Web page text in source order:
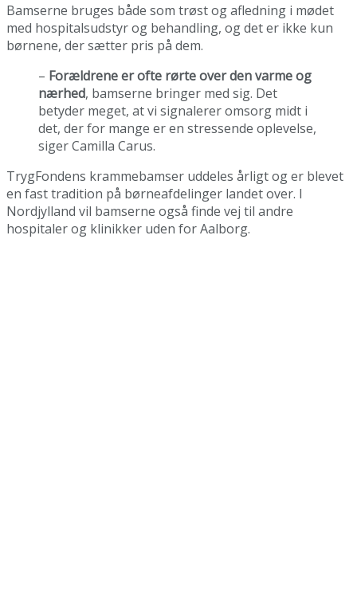
Bamserne bruges både som trøst og afledning i mødet
med hospitalsudstyr og behandling, og det er ikke kun
børnene, der sætter pris på dem.
– Forældrene er ofte rørte over den varme og
nærhed, bamserne bringer med sig. Det
betyder meget, at vi signalerer omsorg midt i
det, der for mange er en stressende oplevelse,
siger Camilla Carus.
TrygFondens krammebamser uddeles årligt og er blevet
en fast tradition på børneafdelinger landet over. I
Nordjylland vil bamserne også finde vej til andre
hospitaler og klinikker uden for Aalborg.